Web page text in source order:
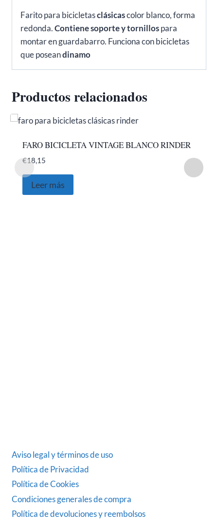
Farito para bicicletasclásicascolor blanco, forma
redonda.Contiene soporte y tornillospara
montar en guardabarro. Funciona con bicicletas
que poseandinamo
Productos relacionados
FARO BICICLETA VINTAGE BLANCO RINDER
€18,15
Leer más
Aviso legal y términos de uso
Política de Privacidad
Política de Cookies
Condiciones generales de compra
Política de devoluciones y reembolsos